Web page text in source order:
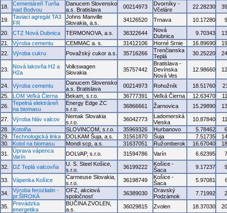
18.
Cementáreň Turňa
nad Bodvou
Danucem Slovensko
a.s. Bratislava
00214973
Dvorníky -
Včeláre
22.28230
19.
Taviaci agregát TA3
FR
Johns Manville
Slovakia, a.s.
34126520 Trnava 10.17280
20. CTZ Nová Dubnica TERMONOVA, a.s. 36322644
Nová
Dubnica
9.70343
21.
Výroba cementu CEMMAC a. s. 31412106 Horné Srnie 16.89690
22.
Výroba cukru Považský cukor a.s. 35716266
Trenčianska
Teplá
30.25220
23.
Nová lakovňa H2 a
H2a
Volkswagen
Slovakia
35757442
Bratislava -
Devínska
Nová Ves
12.98660
24. Výroba cementu
Danucem Slovensko
a.s. Bratislava
00214973 Rohožník 18.51760
25.
LOM Veľká Čierna Bekam, s.r.o. 36777391 Veľká Čierna 12.63470
26.
Tepelná elektráreň
na biomasu
Energy Edge ZC
s.r.o.
36866661 Žarnovica 15.29890
27. Výroba hláv valcov
Nemak Slovakia
s.r.o.
36042773
Ladomerská
Vieska
10.87840
28.
Kotolňa SLOVINCOM, s.r.o. 35969326 Hurbanovo 5.78462
29.
Technologická linka DOLKAM Šuja, a.s. 31561870 Šuja 7.51735
30.
Kotol na biomasu Mondi scp, a.s. 31637051 Ružomberok 16.67040
31.
Úprava vápenca
Varín
DOLVAP, s.r.o. 31594786 Varín 6.62395
32. DZ Teplá valcovňa
U. S. Steel Košice,
s.r.o.
36199222
Košice -
Šaca
9.17237
33. Vápenka Košice
Carmeuse Slovakia,
s.r.o.
36198749
Košice -
Šaca
5.97081
34.
Výroba ferozliatin -
pr.ŠIROKÁ
OFZ, akciová
spoločnosť
36389030
Oravský
Podzámok
7.71992
35.
Prevádzka
energetika
BUČINA ZVOLEN,
a.s.
36029815 Zvolen 18.37030